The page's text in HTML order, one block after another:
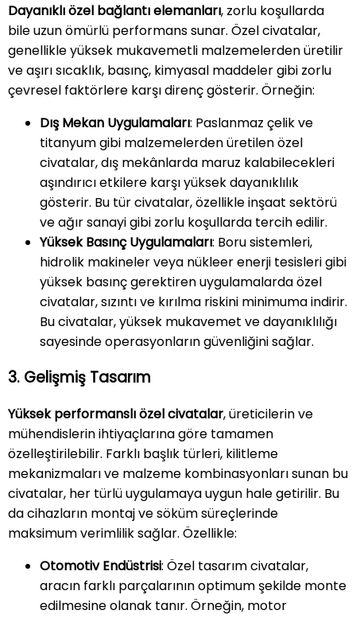
Dayanıklı özel bağlantı elemanları, zorlu koşullarda
bile uzun ömürlü performans sunar. Özel civatalar,
genellikle yüksek mukavemetli malzemelerden üretilir
ve aşırı sıcaklık, basınç, kimyasal maddeler gibi zorlu
çevresel faktörlere karşı direnç gösterir. Örneğin:
Dış Mekan Uygulamaları: Paslanmaz çelik ve
titanyum gibi malzemelerden üretilen özel
civatalar, dış mekânlarda maruz kalabilecekleri
aşındırıcı etkilere karşı yüksek dayanıklılık
gösterir. Bu tür civatalar, özellikle inşaat sektörü
ve ağır sanayi gibi zorlu koşullarda tercih edilir.
Yüksek Basınç Uygulamaları: Boru sistemleri,
hidrolik makineler veya nükleer enerji tesisleri gibi
yüksek basınç gerektiren uygulamalarda özel
civatalar, sızıntı ve kırılma riskini minimuma indirir.
Bu civatalar, yüksek mukavemet ve dayanıklılığı
sayesinde operasyonların güvenliğini sağlar.
3. Gelişmiş Tasarım
Yüksek performanslı özel civatalar, üreticilerin ve
mühendislerin ihtiyaçlarına göre tamamen
özelleştirilebilir. Farklı başlık türleri, kilitleme
mekanizmaları ve malzeme kombinasyonları sunan bu
civatalar, her türlü uygulamaya uygun hale getirilir. Bu
da cihazların montaj ve söküm süreçlerinde
maksimum verimlilik sağlar. Özellikle:
Otomotiv Endüstrisi: Özel tasarım civatalar,
aracın farklı parçalarının optimum şekilde monte
edilmesine olanak tanır. Örneğin, motor